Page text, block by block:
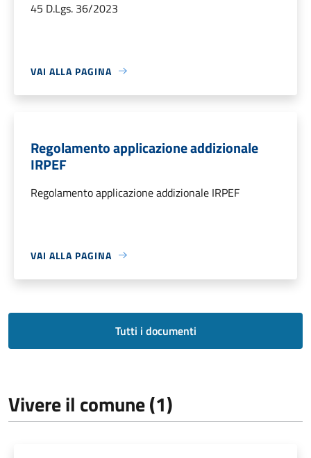
45 D.Lgs. 36/2023
VAI ALLA PAGINA
Regolamento applicazione addizionale
IRPEF
Regolamento applicazione addizionale IRPEF
VAI ALLA PAGINA
Tutti i documenti
Vivere il comune (1)